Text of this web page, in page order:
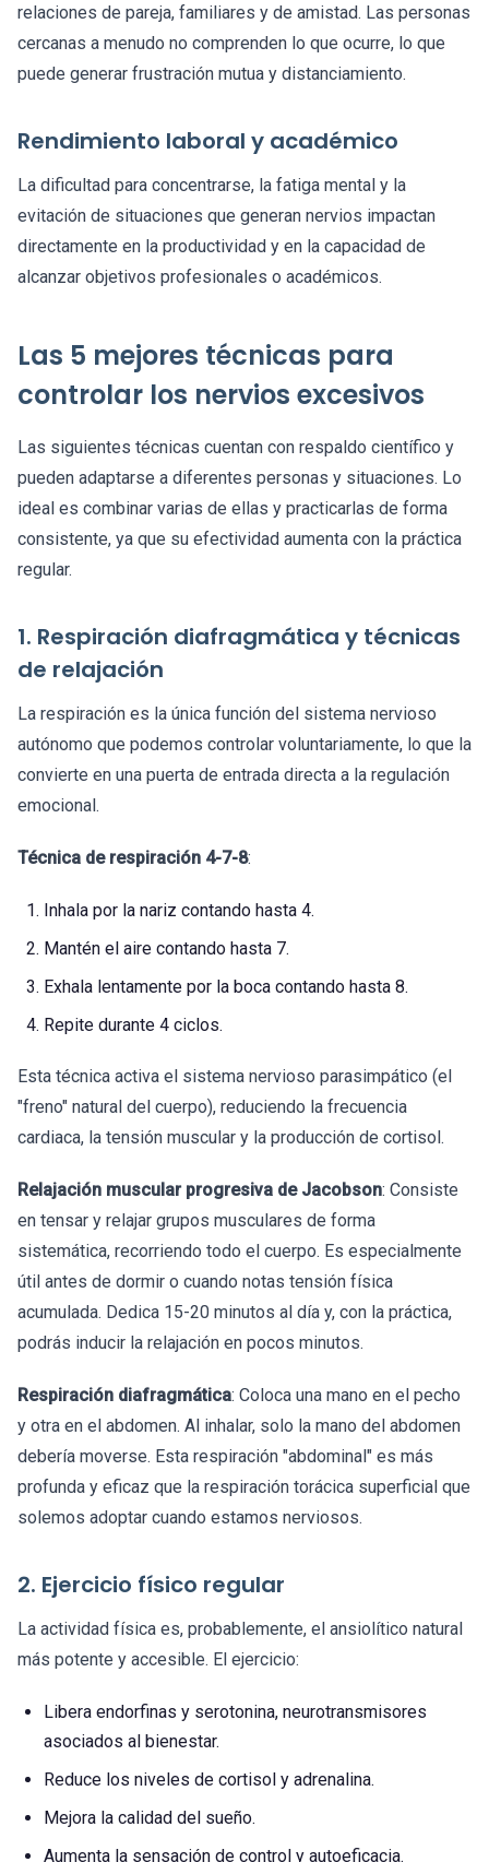
relaciones de pareja, familiares y de amistad. Las personas
cercanas a menudo no comprenden lo que ocurre, lo que
puede generar frustración mutua y distanciamiento.
Rendimiento laboral y académico
La dificultad para concentrarse, la fatiga mental y la
evitación de situaciones que generan nervios impactan
directamente en la productividad y en la capacidad de
alcanzar objetivos profesionales o académicos.
Las 5 mejores técnicas para
controlar los nervios excesivos
Las siguientes técnicas cuentan con respaldo científico y
pueden adaptarse a diferentes personas y situaciones. Lo
ideal es combinar varias de ellas y practicarlas de forma
consistente, ya que su efectividad aumenta con la práctica
regular.
1. Respiración diafragmática y técnicas
de relajación
La respiración es la única función del sistema nervioso
autónomo que podemos controlar voluntariamente, lo que la
convierte en una puerta de entrada directa a la regulación
emocional.
Técnica de respiración 4-7-8:
Inhala por la nariz contando hasta 4.
Mantén el aire contando hasta 7.
Exhala lentamente por la boca contando hasta 8.
Repite durante 4 ciclos.
Esta técnica activa el sistema nervioso parasimpático (el
"freno" natural del cuerpo), reduciendo la frecuencia
cardiaca, la tensión muscular y la producción de cortisol.
Relajación muscular progresiva de Jacobson: Consiste
en tensar y relajar grupos musculares de forma
sistemática, recorriendo todo el cuerpo. Es especialmente
útil antes de dormir o cuando notas tensión física
acumulada. Dedica 15-20 minutos al día y, con la práctica,
podrás inducir la relajación en pocos minutos.
Respiración diafragmática: Coloca una mano en el pecho
y otra en el abdomen. Al inhalar, solo la mano del abdomen
debería moverse. Esta respiración "abdominal" es más
profunda y eficaz que la respiración torácica superficial que
solemos adoptar cuando estamos nerviosos.
2. Ejercicio físico regular
La actividad física es, probablemente, el ansiolítico natural
más potente y accesible. El ejercicio:
Libera endorfinas y serotonina, neurotransmisores
asociados al bienestar.
Reduce los niveles de cortisol y adrenalina.
Mejora la calidad del sueño.
Aumenta la sensación de control y autoeficacia.